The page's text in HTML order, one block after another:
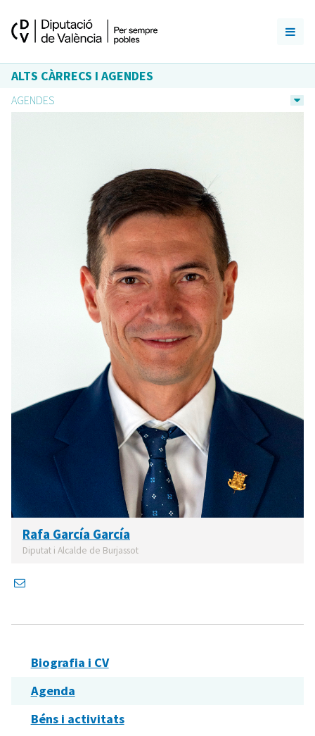
ALTS CÀRRECS I AGENDES
AGENDES
Rafa García García
Diputat i Alcalde de Burjassot
Biografia i CV
Agenda
Béns i activitats